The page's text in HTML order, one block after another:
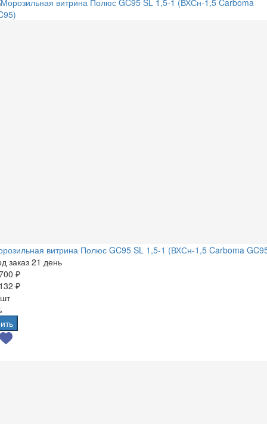
витрина Полюс GC95 SL 1,5-1 (ВХСн-1,5 Carboma
заказ 21 день
₽
₽